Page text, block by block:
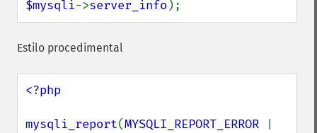
$mysqli->server_info );
Estilo procedimental
<?php
mysqli_report(MYSQLI_REPORT_ERROR